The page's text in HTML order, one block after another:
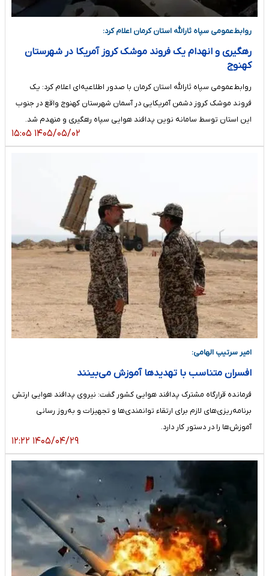
روابط‌عمومی سپاه ثارالله استان کرمان اعلام کرد:
رهگیری و انهدام یک فروند موشک کروز آمریکا در شهرستان
کهنوج
روابط‌عمومی سپاه ثارالله استان کرمان با صدور اطلاعیه‌ای اعلام کرد: یک
فروند موشک کروز دشمن آمریکایی در آسمان شهرستان کهنوج واقع در جنوب
این استان توسط سامانه نوین پدافند هوایی سپاه رهگیری و منهدم شد.
۱۴۰۵/۰۵/۰۲ ۱۵:۰۵
امیر سرتیپ الهامی:
افسران متناسب با تهدید‌ها آموزش می‌بینند
فرمانده قرارگاه مشترک پدافند هوایی کشور گفت: نیروی پدافند هوایی ارتش
برنامه‌ریزی‌های لازم برای ارتقاء توانمندی‌ها و تجهیزات و به‌روز رسانی
آموزش‌ها را در دستور کار دارد.
۱۴۰۵/۰۴/۲۹ ۱۲:۲۲